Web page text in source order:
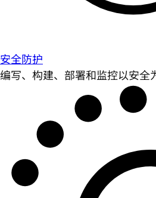
安全防护
编写、构建、部署和监控以安全